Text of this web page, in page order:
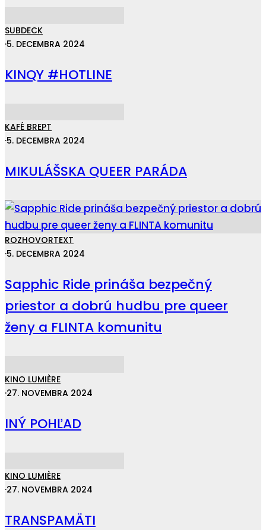
SUBDECK
·5. DECEMBRA 2024
KINQY #HOTLINE
KAFÉ BREPT
·5. DECEMBRA 2024
MIKULÁŠSKA QUEER PARÁDA
ROZHOVORTEXT
·5. DECEMBRA 2024
Sapphic Ride prináša bezpečný
priestor a dobrú hudbu pre queer
ženy a FLINTA komunitu
KINO LUMIÈRE
·27. NOVEMBRA 2024
INÝ POHĽAD
KINO LUMIÈRE
·27. NOVEMBRA 2024
TRANSPAMÄTI